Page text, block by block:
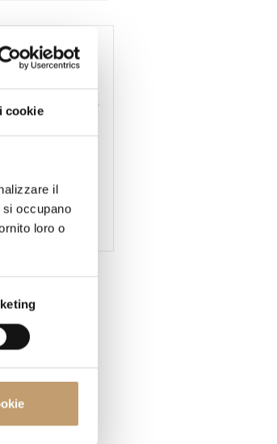
cookie
il
occupano
loro o
Mdv Matratze –